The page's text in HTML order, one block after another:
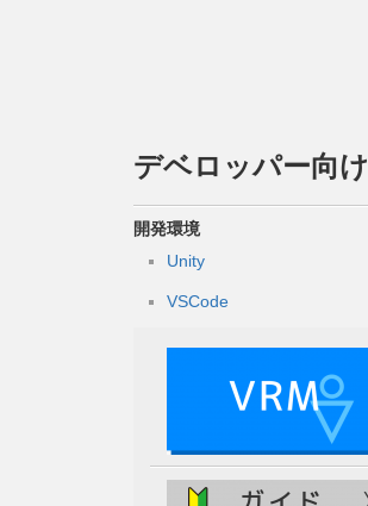
デベロッパー向け
開発環境
Unity
VSCode